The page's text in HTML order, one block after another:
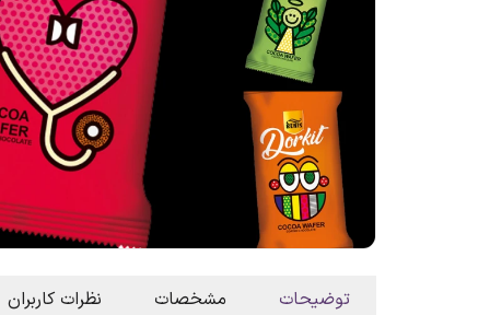
توضیحات مشخصات نظرات کاربران